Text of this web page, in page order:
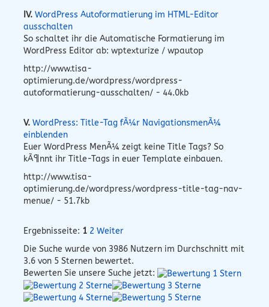
IV. WordPress Autoformatierung im HTML-Editor
ausschalten
So schaltet ihr die Automatische Formatierung im
WordPress Editor ab: wptexturize / wpautop
http://www.tisa-
optimierung.de/wordpress/wordpress-
autoformatierung-ausschalten/ - 44.0kb
V. WordPress: Title-Tag fÃ¼r NavigationsmenÃ¼
einblenden
Euer WordPress MenÃ¼ zeigt keine Title Tags? So
kÃ¶nnt ihr Title-Tags in euer Template einbauen.
http://www.tisa-
optimierung.de/wordpress/wordpress-title-tag-nav-
menue/ - 51.7kb
Ergebnisseite: 1 2 Weiter
Die Suche wurde von 3986 Nutzern im Durchschnitt mit
3.6 von 5 Sternen bewertet.
Bewerten Sie unsere Suche jetzt: